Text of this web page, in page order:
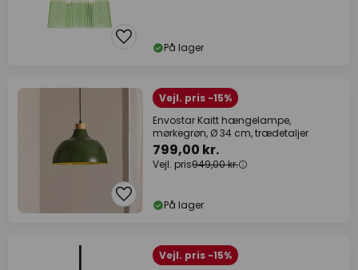
På lager
Vejl. pris -15%
Envostar Kaitt hængelampe,
mørkegrøn, Ø 34 cm, trædetaljer
799,00 kr.
Vejl. pris949,00 kr.
På lager
Vejl. pris -15%